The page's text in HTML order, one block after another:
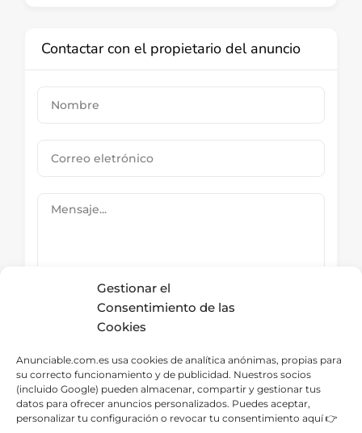
Gestionar el
Consentimiento de las
Cookies
Anunciable.com.es usa cookies de analítica anónimas, propias para
su correcto funcionamiento y de publicidad. Nuestros socios
(incluido Google) pueden almacenar, compartir y gestionar tus
datos para ofrecer anuncios personalizados. Puedes aceptar,
personalizar tu configuración o revocar tu consentimiento aquí 👉
Contactar con el propietario del anuncio
Submit Now
Directorio – Categorías